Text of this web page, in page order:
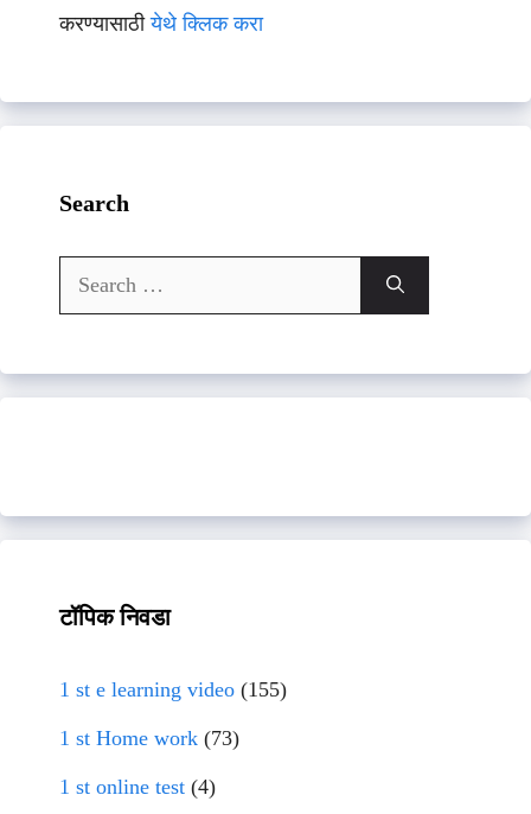
करण्यासाठीयेथे क्लिक करा
Search
Search
for:
टॉपिक निवडा
1 st e learning video (155)
1 st Home work (73)
1 st online test (4)